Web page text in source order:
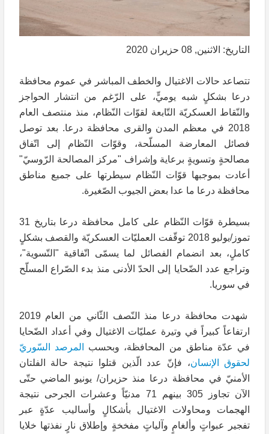
التاريخ: الاثنين, 08 حزيران 2020
تتصاعد حالات الاغتيال والخطف المباشر في عموم محافظة
درعا بشكلٍ شبه يوميٍّ، على الرّغم من انتشار الحواجز
والنّقاط العسكريّة التّابعة لقوّات النّظام، منذ منتصف العام
2018 في معظم المدن والقرى محافظة درعا. بعد توصل
فصائل المعارضة المسلّحة، وقوّات النّظام إلى اتّفاق
مصالحةٍ وتسويةٍ برعاية وإشراف "مركز المصالحة الرّوسيّ"
أعادت بموجبها قوّات النّظام سيطرتها على جميع مناطق
محافظة درعا ما عدا بعض الجيوب الصّغيرة.
بسيطرة قوّات النّظام على كامل محافظة درعا بتاريخ 31
تموز/يوليو 2018 توقّفت العمليّات العسكريّة والقصف بشكلٍ
كاملٍ، بعد انضمام الفصائل لما يسمّى اتّفاقية "التّسوية"،
وتراجع عدد الضّحايا إلى الحدّ الأدنى منذ بدء الصّراع المسلّح
في سوريا.
شهدت محافظة درعا منذ النّصف الثّاني من العام 2019
ارتفاعاً كبيراً في وتيرة عمليّات الاغتيال وفي أعداد الضّحايا
في عدّة مناطق من المحافظة، وبحسب
المرصد السّوريّ
لحقوق الإنسان، فإنّ عدد الّذين قتلوا نتيجة حالة الفلتان
الأمنيّ في محافظة درعا منذ حزيران/ يونيو الماضي حتّى
الآن تجاوز 305 بينهم 71 مدنيّاً وعشرات الجرحى نتيجة
الهجمات ومحاولات الاغتيال بأشكالٍ وأساليب عدّةٍ عبر
تفجير عبواتٍ وألغامٍ وآلياتٍ مفخخةٍ وإطلاق نارٍ نفذتها خلايا